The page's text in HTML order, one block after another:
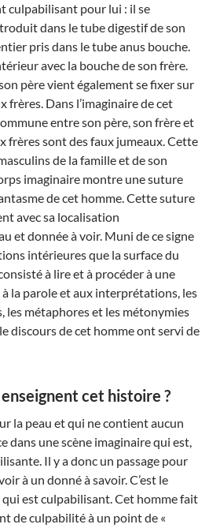
culpabilisant pour lui : il se
dans le tube digestif de son
pris dans le tube anus bouche.
avec la bouche de son frère.
père vient également se fixer sur
frères. Dans l’imaginaire de cet
entre son père, son frère et
frères sont des faux jumeaux. Cette
de la famille et de son
imaginaire montre une suture
de cet homme. Cette suture
avec sa localisation
et donnée à voir. Muni de ce signe
intérieures que la surface du
à lire et à procéder à une
la parole et aux interprétations, les
les métaphores et les métonymies
discours de cet homme ont servi de
cet histoire ?
la peau et qui ne contient aucun
dans une scène imaginaire qui est,
Il y a donc un passage pour
à un donné à savoir. C’est le
est culpabilisant. Cet homme fait
de culpabilité à un point de «